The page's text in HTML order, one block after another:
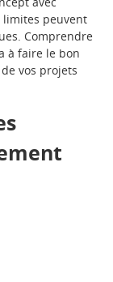
limites peuvent
Comprendre
à faire le bon
vos projets